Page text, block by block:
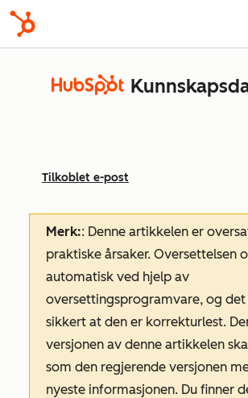
Tilkoblet e-post
Merk:: Denne artikkelen er
praktiske årsaker. Oversettelsen
automatisk ved hjelp av
oversettingsprogramvare, og det
sikkert at den er korrekturlest.
versjonen av denne artikkelen
som den regjerende versjonen
nyeste informasjonen. Du finner